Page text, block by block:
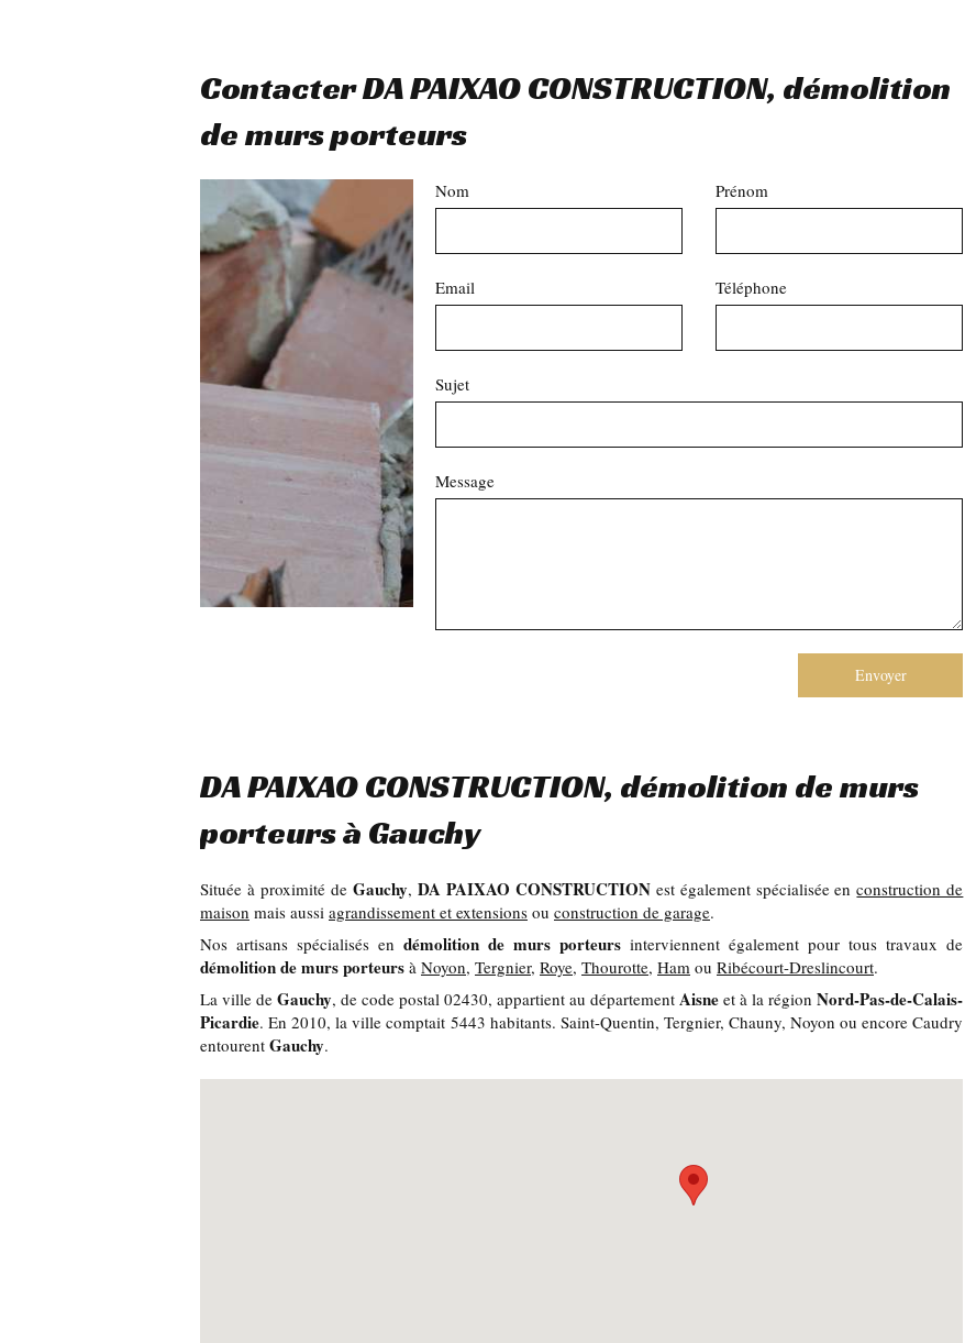
Contacter DA PAIXAO CONSTRUCTION, démolition
de murs porteurs
Nom Prénom
Email Téléphone
Sujet
Message
Envoyer
DA PAIXAO CONSTRUCTION, démolition de murs
porteurs à Gauchy
Située à proximité de Gauchy, DA PAIXAO CONSTRUCTIONest également spécialisée enconstruction de
maison mais aussi agrandissement et extensions ou construction de garage.
Nos artisans spécialisés endémolition de murs porteurs interviennent également pour tous travaux de
démolition de murs porteurs à Noyon, Tergnier, Roye, Thourotte, Ham ou Ribécourt-Dreslincourt.
La ville deGauchy, de code postal 02430, appartient au départementAisne et à la régionNord-Pas-de-Calais-
Picardie. En 2010, la ville comptait 5443 habitants. Saint-Quentin, Tergnier, Chauny, Noyon ou encore Caudry
entourent Gauchy.